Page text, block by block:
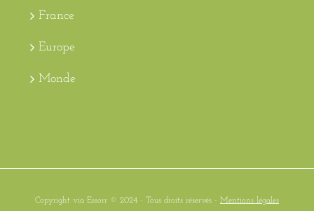
France
Europe
Monde
Copyright via Essorr © 2024 - Tous droits réservés - Mentions légales